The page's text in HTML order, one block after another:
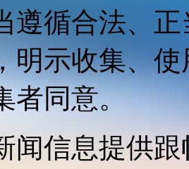
遵循合法、
明示收集、
者同意。
闻信息提供